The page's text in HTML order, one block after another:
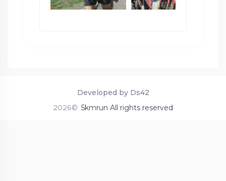
2026© 5kmrun All rights reserved
Developed by Ds42